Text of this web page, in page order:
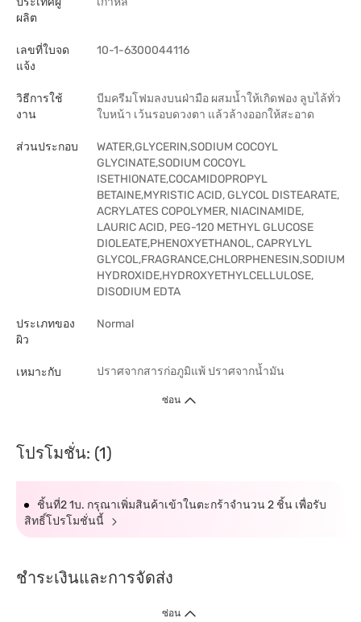
ผลิต
เลขที่ใบจด
แจ้ง
10-1-6300044116
วิธีการใช้
งาน
บีมครีมโฟมลงบนฝ่ามือ ผสมน้ำให้เกิดฟอง ลูบไล้ทั่ว
ใบหน้า เว้นรอบดวงตา แล้วล้างออกให้สะอาด
ส่วนประกอบ
WATER,GLYCERIN,SODIUM COCOYL
GLYCINATE,SODIUM COCOYL
ISETHIONATE,COCAMIDOPROPYL
BETAINE,MYRISTIC ACID, GLYCOL DISTEARATE,
ACRYLATES COPOLYMER, NIACINAMIDE,
LAURIC ACID, PEG-120 METHYL GLUCOSE
DIOLEATE,PHENOXYETHANOL, CAPRYLYL
GLYCOL,FRAGRANCE,CHLORPHENESIN,SODIUM
HYDROXIDE,HYDROXYETHYLCELLULOSE,
DISODIUM EDTA
ประเภทของ
ผิว
Normal
เหมาะกับ ปราศจากสารก่อภูมิแพ้ปราศจากน้ำมัน
ซ่อน
โปรโมชั่น: (1)
ชิ้นที่2 1บ. กรุณาเพิ่มสินค้าเข้าในตะกร้าจำนวน 2 ชิ้น เพื่อรับ
สิทธิ์โปรโมชั่นนี้
ชำระเงินและการจัดส่ง
ซ่อน